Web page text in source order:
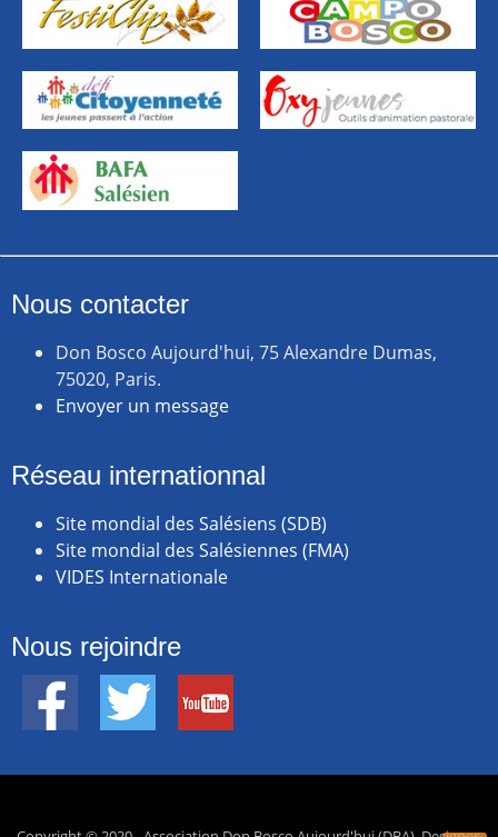
Nous contacter
Don Bosco Aujourd'hui, 75 Alexandre Dumas,
75020, Paris.
Envoyer un message
Réseau internationnal
Site mondial des Salésiens (SDB)
Site mondial des Salésiennes (FMA)
VIDES Internationale
Nous rejoindre